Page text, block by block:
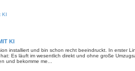
KI
KI
installiert und bin schon recht beeindruckt. In erster
Es läuft im wesentlich direkt und ohne große
und bekomme me...